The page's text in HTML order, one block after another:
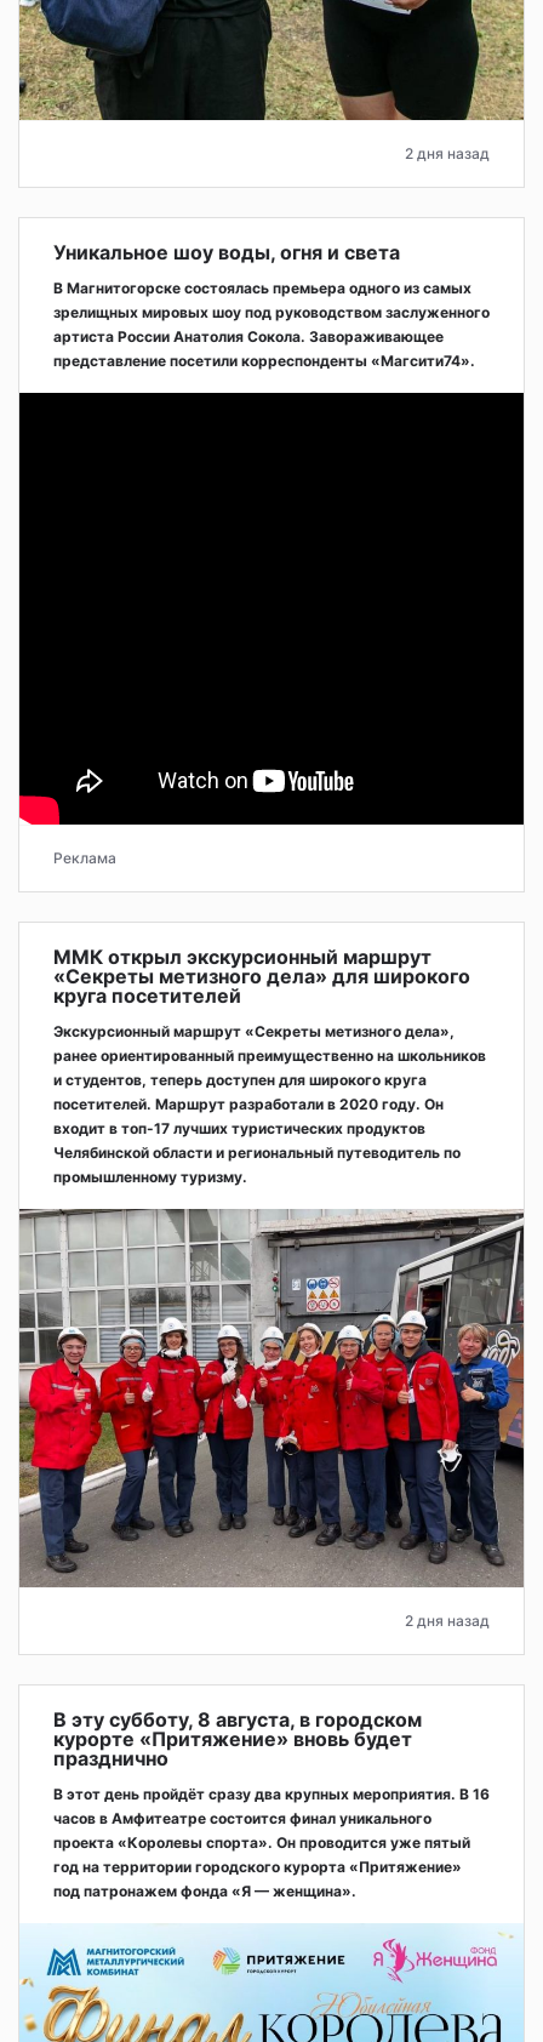
2 дня назад
Уникальное шоу воды, огня и света
В Магнитогорске состоялась премьера одного из самых
зрелищных мировых шоу под руководством заслуженного
артиста России Анатолия Сокола. Завораживающее
представление посетили корреспонденты «Магсити74».
Реклама
ММК открыл экскурсионный маршрут
«Секреты метизного дела» для широкого
круга посетителей
Экскурсионный маршрут «Секреты метизного дела»,
ранее ориентированный преимущественно на школьников
и студентов, теперь доступен для широкого круга
посетителей. Маршрут разработали в 2020 году. Он
входит в топ-17 лучших туристических продуктов
Челябинской области и региональный путеводитель по
промышленному туризму.
2 дня назад
В эту субботу, 8 августа, в городском
курорте «Притяжение» вновь будет
празднично
В этот день пройдёт сразу два крупных мероприятия. В 16
часов в Амфитеатре состоится финал уникального
проекта «Королевы спорта». Он проводится уже пятый
год на территории городского курорта «Притяжение»
под патронажем фонда «Я — женщина».